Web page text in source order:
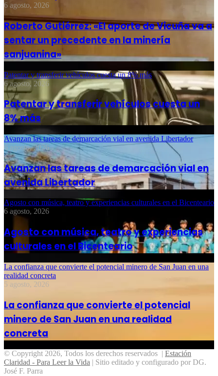
6 agosto, 2026
Roberto Gutiérrez: «El aporte de Vicuña va a
sentar un precedente en la minería
sanjuanina»
Patentar y transferir vehículos cuesta un 8% más
6 agosto, 2026
Patentar y transferir vehículos cuesta un
8% más
Avanzan las tareas de demarcación vial en avenida Libertador
6 agosto, 2026
Avanzan las tareas de demarcación vial en
avenida Libertador
Agosto con música, teatro y experiencias culturales en el Bicenteario
6 agosto, 2026
Agosto con música, teatro y experiencias
culturales en el Bicenteario
La confianza que convierte el potencial minero de San Juan en una
realidad concreta
5 agosto, 2026
La confianza que convierte el potencial
minero de San Juan en una realidad
concreta
© Copyright 2026, Todos los derechos reservados | Estación
Claridad - Para Leer la Vida | Sitio editado y configurado por DG.
José F. Parra